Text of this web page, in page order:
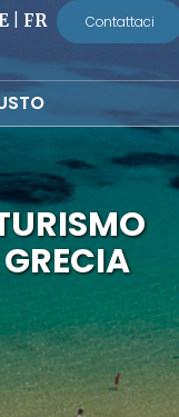
FR Contattaci